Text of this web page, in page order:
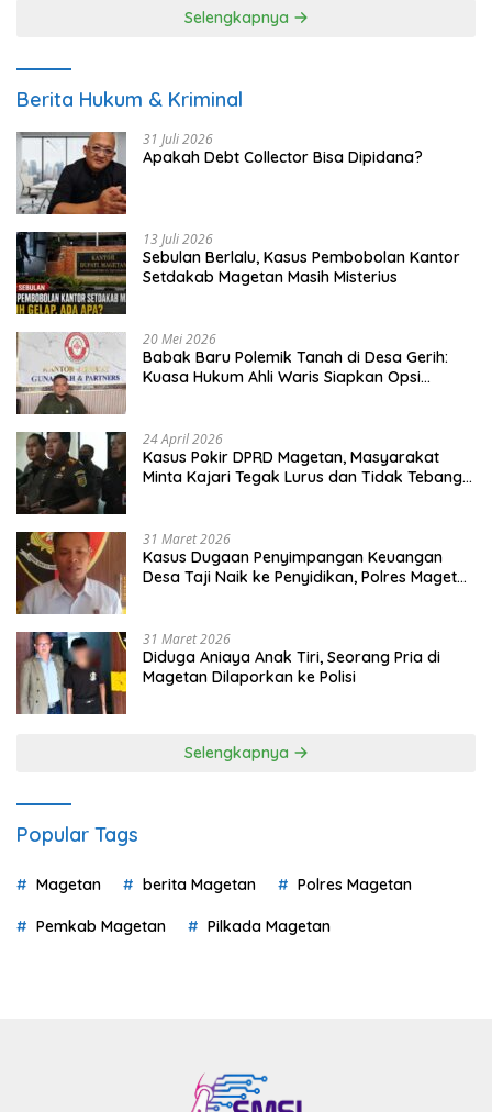
Selengkapnya
Berita Hukum & Kriminal
31 Juli 2026
Apakah Debt Collector Bisa Dipidana?
13 Juli 2026
Sebulan Berlalu, Kasus Pembobolan Kantor
Setdakab Magetan Masih Misterius
20 Mei 2026
Babak Baru Polemik Tanah di Desa Gerih:
Kuasa Hukum Ahli Waris Siapkan Opsi
24 April 2026
Kasus Pokir DPRD Magetan, Masyarakat
Minta Kajari Tegak Lurus dan Tidak Tebang
31 Maret 2026
Kasus Dugaan Penyimpangan Keuangan
Desa Taji Naik ke Penyidikan, Polres Magetan
31 Maret 2026
Diduga Aniaya Anak Tiri, Seorang Pria di
Magetan Dilaporkan ke Polisi
Selengkapnya
Popular Tags
Magetan berita Magetan Polres Magetan
Pemkab Magetan Pilkada Magetan